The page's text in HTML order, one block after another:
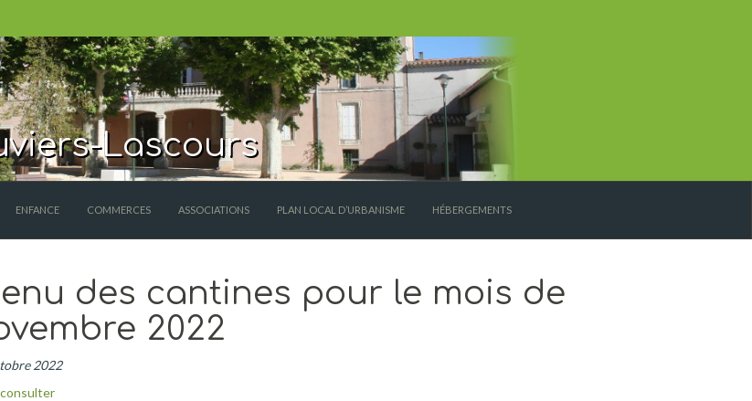
Lascours
ENFANCE COMMERCES ASSOCIATIONS PLAN LOCAL D’URBANISME HÉBERGEMENTS
des cantines pour le mois de
2022
2022